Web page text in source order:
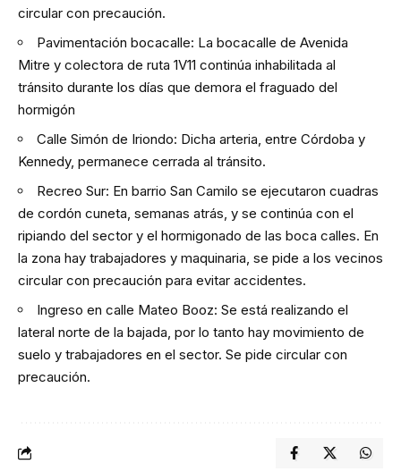
circular con precaución.
Pavimentación bocacalle: La bocacalle de Avenida
Mitre y colectora de ruta 1V11 continúa inhabilitada al
tránsito durante los días que demora el fraguado del
hormigón
Calle Simón de Iriondo: Dicha arteria, entre Córdoba y
Kennedy, permanece cerrada al tránsito.
Recreo Sur: En barrio San Camilo se ejecutaron cuadras
de cordón cuneta, semanas atrás, y se continúa con el
ripiando del sector y el hormigonado de las boca calles. En
la zona hay trabajadores y maquinaria, se pide a los vecinos
circular con precaución para evitar accidentes.
Ingreso en calle Mateo Booz: Se está realizando el
lateral norte de la bajada, por lo tanto hay movimiento de
suelo y trabajadores en el sector. Se pide circular con
precaución.